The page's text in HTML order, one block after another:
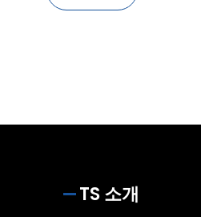
TS 소개